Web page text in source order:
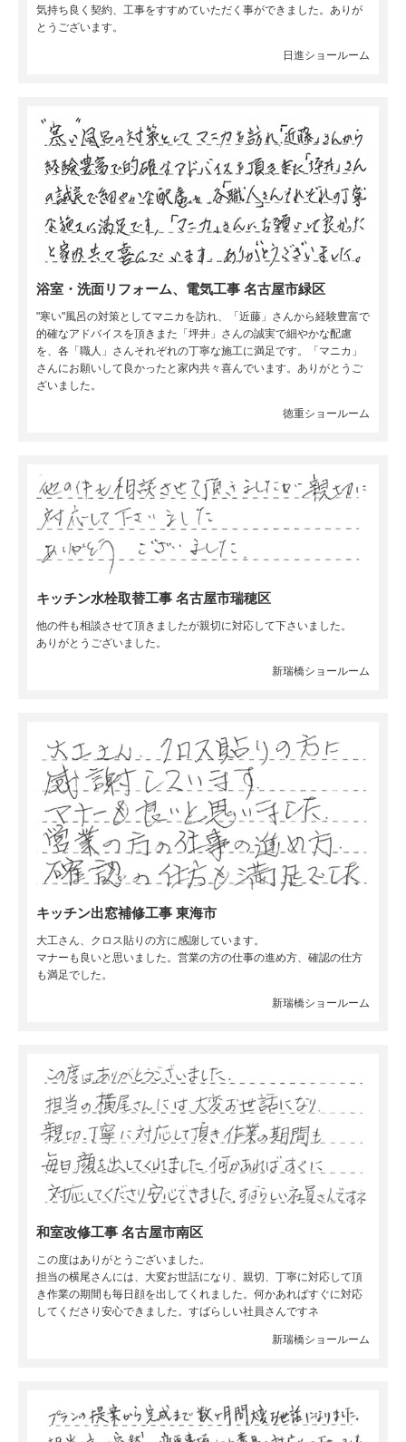
気持ち良く契約、工事をすすめていただく事ができました。ありが
とうございます。
日進ショールーム
浴室・洗面リフォーム、電気工事 名古屋市緑区
"寒い"風呂の対策としてマニカを訪れ、「近藤」さんから経験豊富で
的確なアドバイスを頂きまた「坪井」さんの誠実で細やかな配慮
を、各「職人」さんそれぞれの丁寧な施工に満足です。「マニカ」
さんにお願いして良かったと家内共々喜んでいます。ありがとうご
ざいました。
徳重ショールーム
キッチン水栓取替工事 名古屋市瑞穂区
他の件も相談させて頂きましたが親切に対応して下さいました。
ありがとうございました。
新瑞橋ショールーム
キッチン出窓補修工事 東海市
大工さん、クロス貼りの方に感謝しています。
マナーも良いと思いました。営業の方の仕事の進め方、確認の仕方
も満足でした。
新瑞橋ショールーム
和室改修工事 名古屋市南区
この度はありがとうございました。
担当の横尾さんには、大変お世話になり、親切、丁寧に対応して頂
き作業の期間も毎日顔を出してくれました。何かあればすぐに対応
してくださり安心できました。すばらしい社員さんですネ
新瑞橋ショールーム